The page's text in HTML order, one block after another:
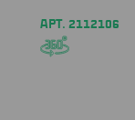
АРТ. 2112106